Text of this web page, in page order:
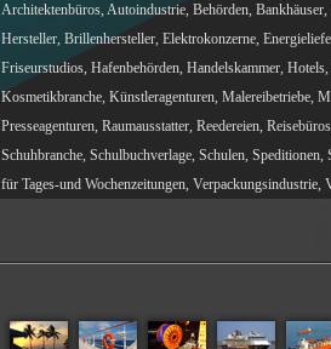
Architektenbüros, Autoindustrie, Behörden,
Hersteller, Brillenhersteller, Elektrokonzerne,
Friseurstudios, Hafenbehörden, Handelskammer,
Kosmetikbranche, Künstleragenturen, Malereibetriebe,
Presseagenturen, Raumausstatter, Reedereien,
Schuhbranche, Schulbuchverlage, Schulen,
für Tages-und Wochenzeitungen, Verpackungsindustrie,